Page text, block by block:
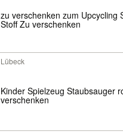
zu verschenken zum Upcycling
Stoff Zu verschenken
Lübeck
Kinder Spielzeug Staubsauger
verschenken